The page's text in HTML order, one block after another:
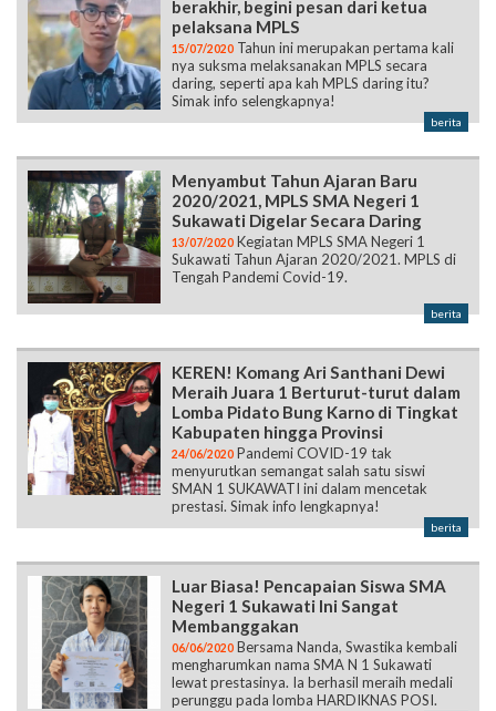
berakhir, begini pesan dari ketua
pelaksana MPLS
15/07/2020 Tahun ini merupakan pertama kali
nya suksma melaksanakan MPLS secara
daring, seperti apa kah MPLS daring itu?
Simak info selengkapnya!
berita
Menyambut Tahun Ajaran Baru
2020/2021, MPLS SMA Negeri 1
Sukawati Digelar Secara Daring
13/07/2020 Kegiatan MPLS SMA Negeri 1
Sukawati Tahun Ajaran 2020/2021. MPLS di
Tengah Pandemi Covid-19.
berita
KEREN! Komang Ari Santhani Dewi
Meraih Juara 1 Berturut-turut dalam
Lomba Pidato Bung Karno di Tingkat
Kabupaten hingga Provinsi
24/06/2020 Pandemi COVID-19 tak
menyurutkan semangat salah satu siswi
SMAN 1 SUKAWATI ini dalam mencetak
prestasi. Simak info lengkapnya!
berita
Luar Biasa! Pencapaian Siswa SMA
Negeri 1 Sukawati Ini Sangat
Membanggakan
06/06/2020 Bersama Nanda, Swastika kembali
mengharumkan nama SMA N 1 Sukawati
lewat prestasinya. Ia berhasil meraih medali
perunggu pada lomba HARDIKNAS POSI.